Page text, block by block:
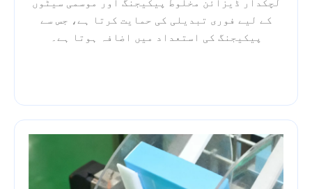
لچکدار ڈیزائن مخلوط پیکیجنگ اور موسمی سیٹوں
کے لیے فوری تبدیلی کی حمایت کرتا ہے، جس سے
پیکیجنگ کی استعداد میں اضافہ ہوتا ہے۔